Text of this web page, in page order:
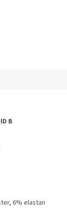
B
6% elastan